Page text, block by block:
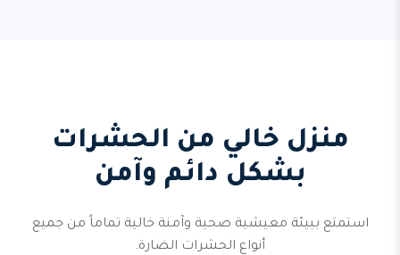
منزل خالي من الحشرات
بشكل دائم وآمن
استمتع ببيئة معيشية صحية وآمنة خالية تماماً من جميع
أنواع الحشرات الضارة.